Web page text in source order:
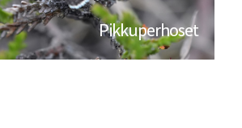
Pikkuperhoset